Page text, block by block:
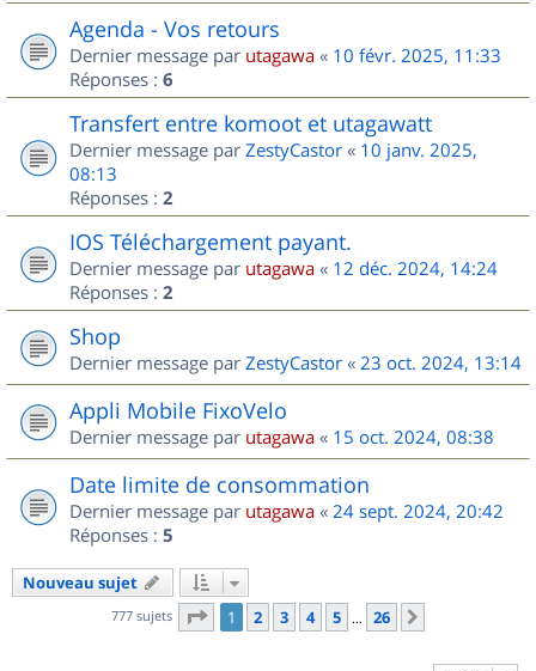
Agenda - Vos retours
Dernier message par utagawa « 10 févr. 2025, 11:33
Réponses : 6
Transfert entre komoot et utagawatt
Dernier message par ZestyCastor « 10 janv. 2025,
08:13
Réponses : 2
IOS Téléchargement payant.
Dernier message par utagawa « 12 déc. 2024, 14:24
Réponses : 2
Shop
Dernier message par ZestyCastor « 23 oct. 2024, 13:14
Appli Mobile FixoVelo
Dernier message par utagawa « 15 oct. 2024, 08:38
Date limite de consommation
Dernier message par utagawa « 24 sept. 2024, 20:42
Réponses : 5
Nouveau sujet
777 sujets Page 1sur
1 2 3 4 5 … 26